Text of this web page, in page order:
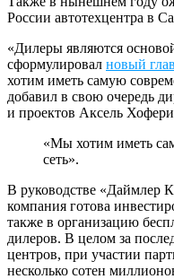
России автотехцентра в
«Дилеры являются
сформулировал новый
хотим иметь самую
добавил в свою очередь
и проектов Аксель
«Мы хотим иметь
сеть».
В руководстве «Даймлер
компания готова
также в организацию
дилеров. В целом за
центров, при участии
несколько сотен